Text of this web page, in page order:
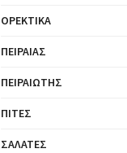
ΟΡΕΚΤΙΚΆ
ΠΕΙΡΑΙΆΣ
ΠΕΙΡΑΙΏΤΗΣ
ΠΊΤΕΣ
ΣΑΛΆΤΕΣ